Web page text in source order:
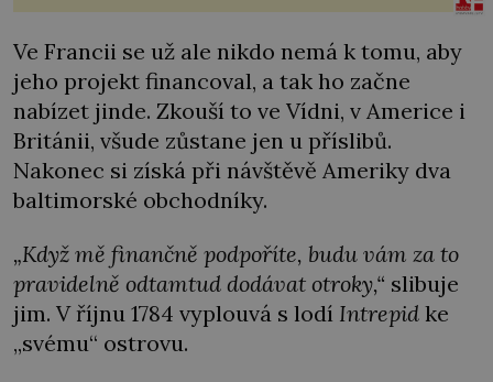
Ve Francii se už ale nikdo nemá k tomu, aby
jeho projekt financoval, a tak ho začne
nabízet jinde. Zkouší to ve Vídni, v Americe i
Británii, všude zůstane jen u příslibů.
Nakonec si získá při návštěvě Ameriky dva
baltimorské obchodníky.
„Když mě finančně podpoříte, budu vám za to
pravidelně odtamtud dodávat otroky,“ slibuje
jim. V říjnu 1784 vyplouvá s lodí Intrepid ke
„svému“ ostrovu.